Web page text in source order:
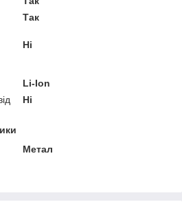
Так
Ні
Li-Ion
Ні
Метал